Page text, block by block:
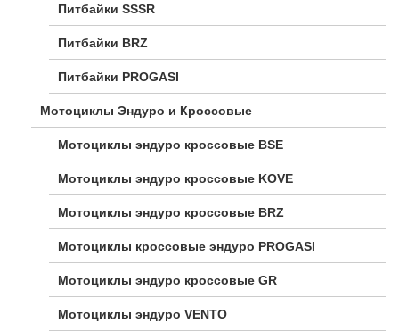
Питбайки SSSR
Питбайки BRZ
Питбайки PROGASI
Мотоциклы Эндуро и Кроссовые
Мотоциклы эндуро кроссовые BSE
Мотоциклы эндуро кроссовые KOVE
Мотоциклы эндуро кроссовые BRZ
Мотоциклы кроссовые эндуро PROGASI
Мотоциклы эндуро кроссовые GR
Мотоциклы эндуро VENTO